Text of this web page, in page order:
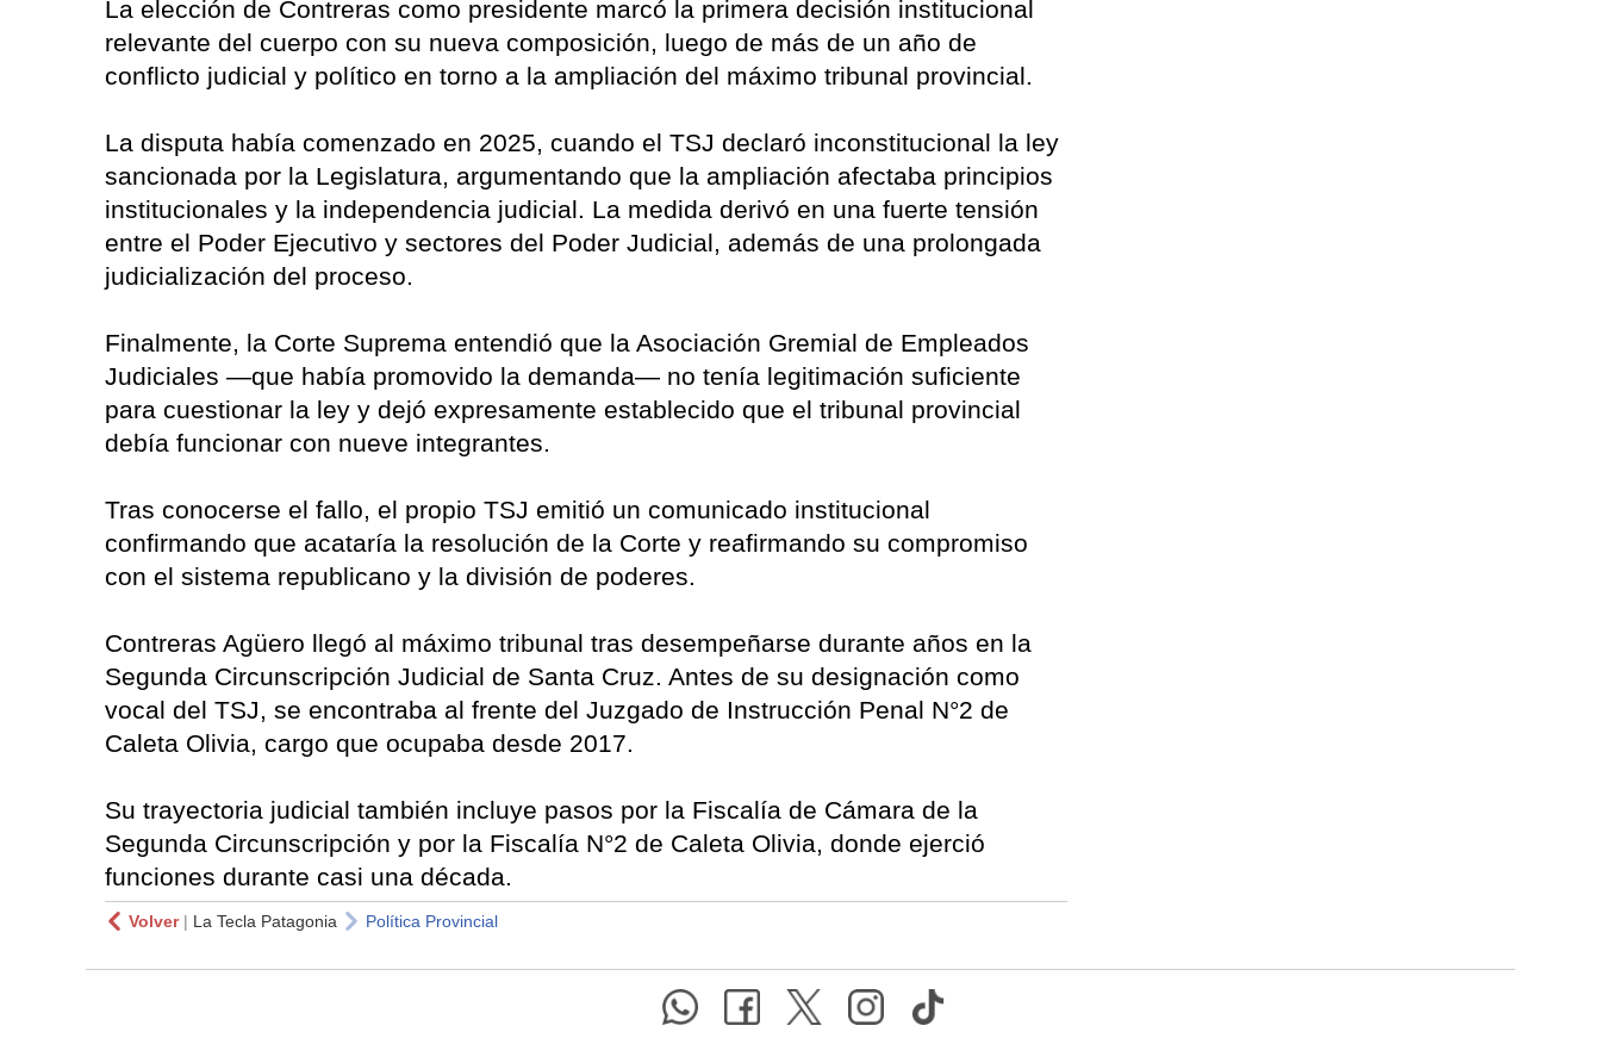
La elección de Contreras como presidente marcó la primera decisión institucional
relevante del cuerpo con su nueva composición, luego de más de un año de
conflicto judicial y político en torno a la ampliación del máximo tribunal provincial.
La disputa había comenzado en 2025, cuando el TSJ declaró inconstitucional la ley
sancionada por la Legislatura, argumentando que la ampliación afectaba principios
institucionales y la independencia judicial. La medida derivó en una fuerte tensión
entre el Poder Ejecutivo y sectores del Poder Judicial, además de una prolongada
judicialización del proceso.
Finalmente, la Corte Suprema entendió que la Asociación Gremial de Empleados
Judiciales —que había promovido la demanda— no tenía legitimación suficiente
para cuestionar la ley y dejó expresamente establecido que el tribunal provincial
debía funcionar con nueve integrantes.
Tras conocerse el fallo, el propio TSJ emitió un comunicado institucional
confirmando que acataría la resolución de la Corte y reafirmando su compromiso
con el sistema republicano y la división de poderes.
Contreras Agüero llegó al máximo tribunal tras desempeñarse durante años en la
Segunda Circunscripción Judicial de Santa Cruz. Antes de su designación como
vocal del TSJ, se encontraba al frente del Juzgado de Instrucción Penal N°2 de
Caleta Olivia, cargo que ocupaba desde 2017.
Su trayectoria judicial también incluye pasos por la Fiscalía de Cámara de la
Segunda Circunscripción y por la Fiscalía N°2 de Caleta Olivia, donde ejerció
funciones durante casi una década.
Volver| La Tecla Patagonia Política Provincial